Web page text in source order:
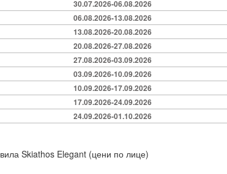
30.07.2026-06.08.2026
06.08.2026-13.08.2026
13.08.2026-20.08.2026
20.08.2026-27.08.2026
27.08.2026-03.09.2026
03.09.2026-10.09.2026
10.09.2026-17.09.2026
17.09.2026-24.09.2026
24.09.2026-01.10.2026
Skiathos Elegant (цени по лице)